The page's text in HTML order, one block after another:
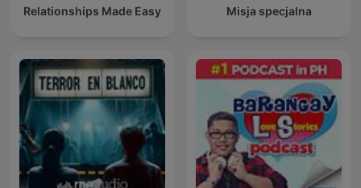
Relationships Made Easy Misja specjalna